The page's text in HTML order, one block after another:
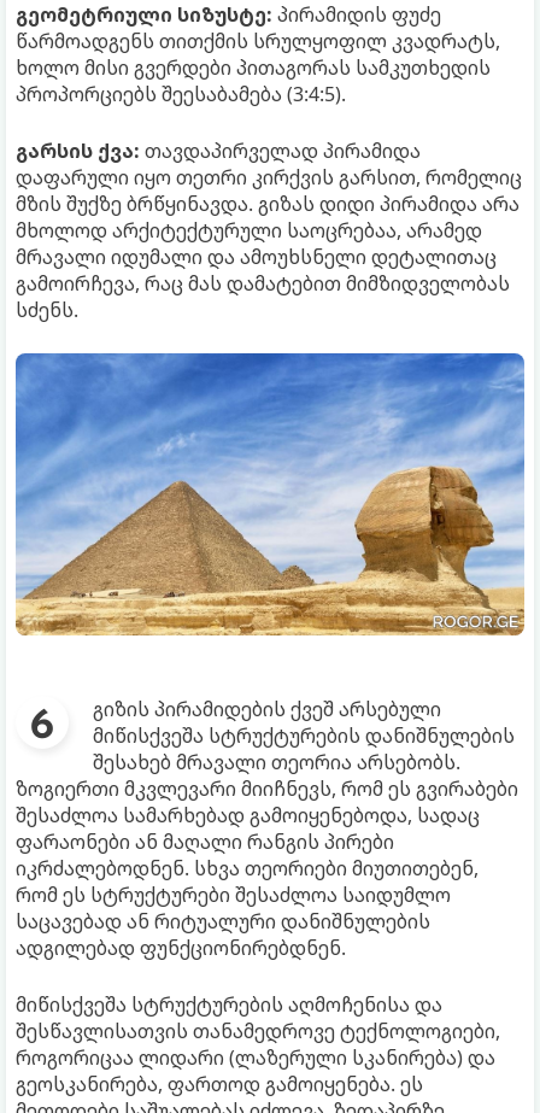
​გეომეტრიული სიზუსტე: პირამიდის ფუძე
წარმოადგენს თითქმის სრულყოფილ კვადრატს,
ხოლო მისი გვერდები პითაგორას სამკუთხედის
პროპორციებს შეესაბამება (3:4:5).​
გარსის ქვა: თავდაპირველად პირამიდა
დაფარული იყო თეთრი კირქვის გარსით, რომელიც
მზის შუქზე ბრწყინავდა.​ გიზას დიდი პირამიდა არა
მხოლოდ არქიტექტურული საოცრებაა, არამედ
მრავალი იდუმალი და ამოუხსნელი დეტალითაც
გამოირჩევა, რაც მას დამატებით მიმზიდველობას
სძენს.
გიზის პირამიდების ქვეშ არსებული
მიწისქვეშა სტრუქტურების დანიშნულების
შესახებ მრავალი თეორია არსებობს.
ზოგიერთი მკვლევარი მიიჩნევს, რომ ეს გვირაბები
შესაძლოა სამარხებად გამოიყენებოდა, სადაც
ფარაონები ან მაღალი რანგის პირები
იკრძალებოდნენ. სხვა თეორიები მიუთითებენ,
რომ ეს სტრუქტურები შესაძლოა საიდუმლო
საცავებად ან რიტუალური დანიშნულების
ადგილებად ფუნქციონირებდნენ.​
მიწისქვეშა სტრუქტურების აღმოჩენისა და
შესწავლისათვის თანამედროვე ტექნოლოგიები,
როგორიცაა ლიდარი (ლაზერული სკანირება) და
გეოსკანირება, ფართოდ გამოიყენება. ეს